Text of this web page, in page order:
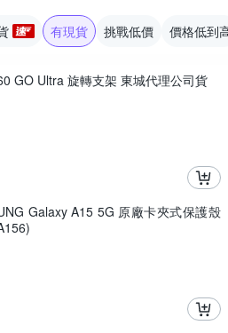
有現貨 挑戰低價 價格低到
GO Ultra 旋轉支架 東城代理公司貨
Galaxy A15 5G 原廠卡夾式保護殼